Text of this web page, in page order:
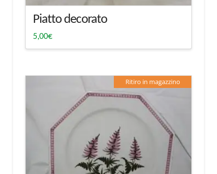
Piatto decorato
5,00€
Ritiro in magazzino